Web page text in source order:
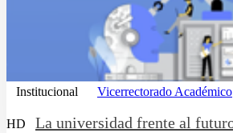
Institucional Vicerrectorado Académico
HD La universidad frente al